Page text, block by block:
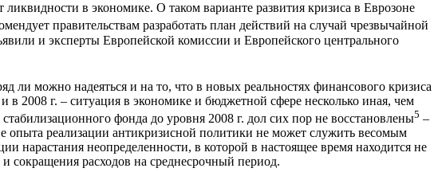
в экономике. О таком варианте развития кризиса в Еврозоне
правительствам разработать план действий на случай чрезвычайной
и эксперты Европейской комиссии и Европейского центрального
ли можно надеяться и на то, что в новых реальностях финансового кризиса
2008 г. – ситуация в экономике и бюджетной сфере несколько иная, чем
стабилизационного фонда до уровня 2008 г. дол сих пор не восстановлены5 –
опыта реализации антикризисной политики не может служить весомым
нарастания неопределенности, в которой в настоящее время находится не
сокращения расходов на среднесрочный период.